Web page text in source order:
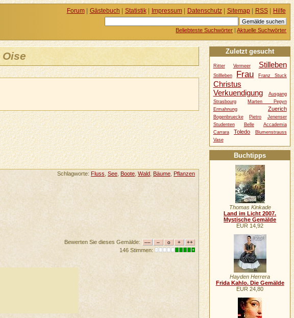
Oise
Schlagworte:Fluss ,See ,Boote ,Wald Bäume Pflanzen
Bewerten Sie dieses Gemälde:
146 Stimmen:
Forum| Gästebuch | Statistik| Impressum| Datenschutz| Sitemap| RSS| Hilfe
Beliebteste Suchwörter |Aktuelle Suchwörter
Zuletzt gesucht
Ritter Vermeer Stilleben
Stillleben Frau Franz Stuck
Christus
Verkuendigung
Ausgang
Strasbourg
Marten Pepyn
Ermahnung
Zuerich
Bogenbruecke Pietro
Jenenser
Studenten
Belle
Accademia
Carrara
Toledo
Blumenstrauss
Vase
Buchtipps
Thomas Kinkade
Land im Licht 2007.
Mystische Gemälde
EUR 14,92
Hayden Herrera
Frida Kahlo. Die Gemälde
EUR 24,80